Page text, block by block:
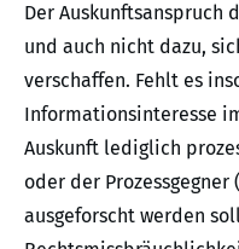
Der Auskunftsanspruch
und auch nicht dazu,
verschaffen. Fehlt es
Informationsinteresse
Auskunft lediglich
oder der Prozessgegner
ausgeforscht werden